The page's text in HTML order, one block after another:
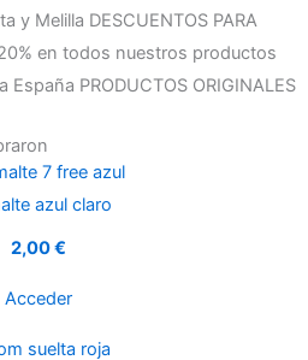
y Melilla DESCUENTOS PARA
en todos nuestros productos
España PRODUCTOS ORIGINALES
azul claro
2,00 €
Acceder